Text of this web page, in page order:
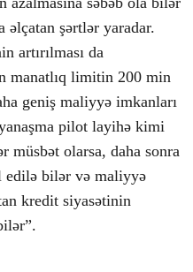
əlçatan şərtlər yaradar.
artırılması da
manatlıq limitin 200 min
geniş maliyyə imkanları
pilot layihə kimi
olarsa, daha sonra
edilə bilər və maliyyə
kredit siyasətinin